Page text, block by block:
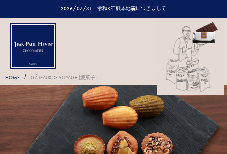
2026/07/31 令和8年熊本地震につきまして
HOME / GÂTEAUX DE VOYAGE (焼菓子)